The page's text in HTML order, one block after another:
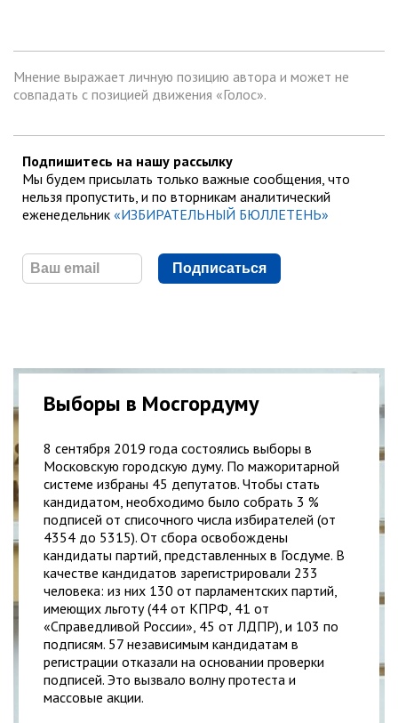
Мнение выражает личную позицию автора и может не
совпадать с позицией движения «Голос».
Подпишитесь на нашу рассылку
Мы будем присылать только важные сообщения, что
нельзя пропустить, и по вторникам аналитический
еженедельник «ИЗБИРАТЕЛЬНЫЙ БЮЛЛЕТЕНЬ»
Подписаться
Выборы в Мосгордуму
8 сентября 2019 года состоялись выборы в
Московскую городскую думу. По мажоритарной
системе избраны 45 депутатов. Чтобы стать
кандидатом, необходимо было собрать 3 %
подписей от списочного числа избирателей (от
4354 до 5315). От сбора освобождены
кандидаты партий, представленных в Госдуме. В
качестве кандидатов зарегистрировали 233
человека: из них 130 от парламентских партий,
имеющих льготу (44 от КПРФ, 41 от
«Справедливой России», 45 от ЛДПР), и 103 по
подписям. 57 независимым кандидатам в
регистрации отказали на основании проверки
подписей. Это вызвало волну протеста и
массовые акции.